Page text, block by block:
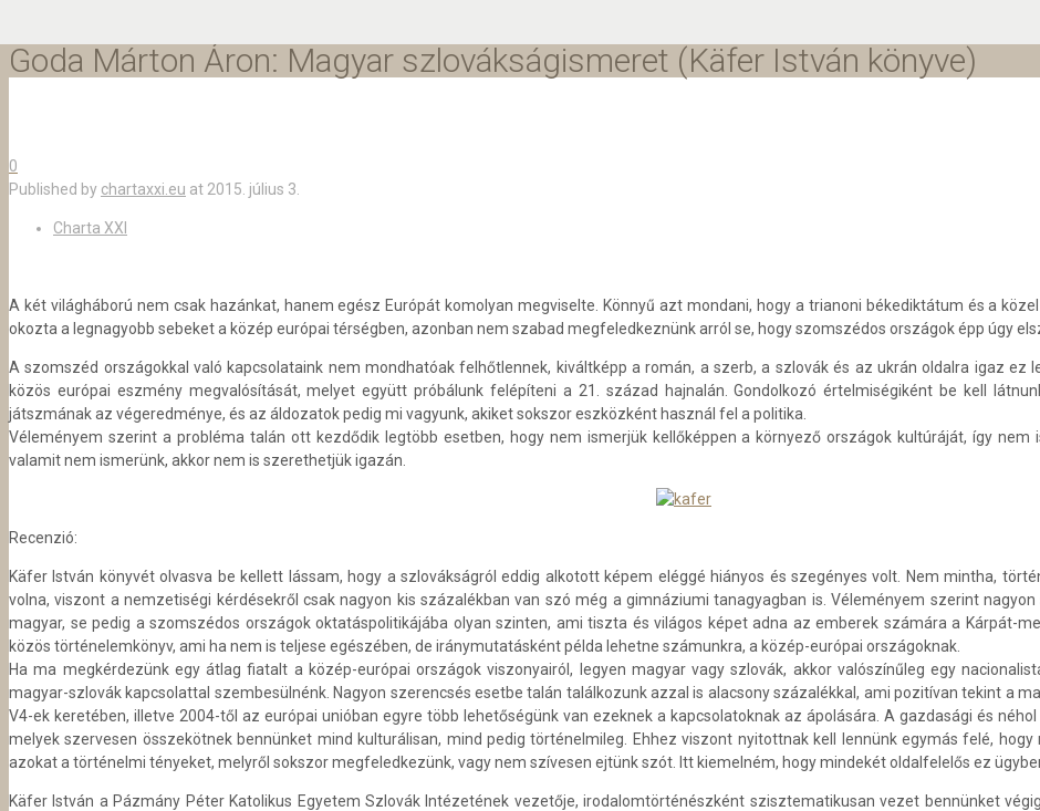
Goda Márton Áron: Magyar szlovákságismeret (Käfer István könyve)
0
Published by chartaxxi.eu at 2015. július 3.
Charta XXI
A két világháború nem csak hazánkat, hanem egész Európát komolyan megviselte. Könnyű azt mondani, hogy a trianoni békediktátum és a
okozta a legnagyobb sebeket a közép európai térségben, azonban nem szabad megfeledkeznünk arról se, hogy szomszédos országok épp úgy
A szomszéd országokkal való kapcsolataink nem mondhatóak felhőtlennek, kiváltképp a román, a szerb, a szlovák és az ukrán oldalra igaz ez
közös európai eszmény megvalósítását, melyet együtt próbálunk felépíteni a 21. század hajnalán. Gondolkozó értelmiségiként be kell
játszmának az végeredménye, és az áldozatok pedig mi vagyunk, akiket sokszor eszközként használ fel a politika.
Véleményem szerint a probléma talán ott kezdődik legtöbb esetben, hogy nem ismerjük kellőképpen a környező országok kultúráját, így nem
valamit nem ismerünk, akkor nem is szerethetjük igazán.
Recenzió:
Käfer István könyvét olvasva be kellett lássam, hogy a szlovákságról eddig alkotott képem eléggé hiányos és szegényes volt. Nem mintha,
volna, viszont a nemzetiségi kérdésekről csak nagyon kis százalékban van szó még a gimnáziumi tanagyagban is. Véleményem szerint
magyar, se pedig a szomszédos országok oktatáspolitikájába olyan szinten, ami tiszta és világos képet adna az emberek számára a Kárpát-
közös történelemkönyv, ami ha nem is teljese egészében, de iránymutatásként példa lehetne számunkra, a közép-európai országoknak.
Ha ma megkérdezünk egy átlag fiatalt a közép-európai országok viszonyairól, legyen magyar vagy szlovák, akkor valószínűleg egy
magyar-szlovák kapcsolattal szembesülnénk. Nagyon szerencsés esetbe talán találkozunk azzal is alacsony százalékkal, ami pozitívan tekint a
V4-ek keretében, illetve 2004-től az európai unióban egyre több lehetőségünk van ezeknek a kapcsolatoknak az ápolására. A gazdasági és
melyek szervesen összekötnek bennünket mind kulturálisan, mind pedig történelmileg. Ehhez viszont nyitottnak kell lennünk egymás felé,
azokat a történelmi tényeket, melyről sokszor megfeledkezünk, vagy nem szívesen ejtünk szót. Itt kiemelném, hogy mindekét oldalfelelős ez
Käfer István a Pázmány Péter Katolikus Egyetem Szlovák Intézetének vezetője, irodalomtörténészként szisztematikusan vezet bennünket